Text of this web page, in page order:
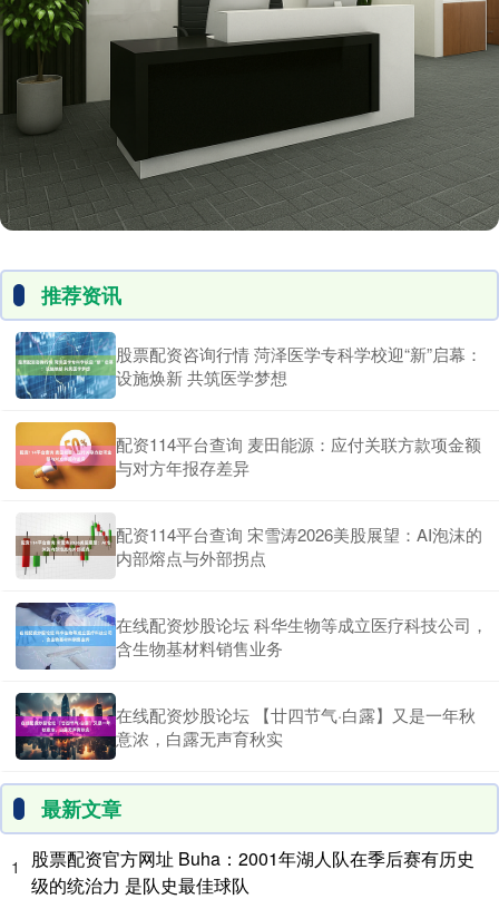
推荐资讯
股票配资咨询行情 菏泽医学专科学校迎“新”启幕：
设施焕新 共筑医学梦想
配资114平台查询 麦田能源：应付关联方款项金额
与对方年报存差异
配资114平台查询 宋雪涛2026美股展望：AI泡沫的
内部熔点与外部拐点
在线配资炒股论坛 科华生物等成立医疗科技公司，
含生物基材料销售业务
在线配资炒股论坛 【廿四节气·白露】又是一年秋
意浓，白露无声育秋实
最新文章
1
股票配资官方网址 Buha：2001年湖人队在季后赛有历史
级的统治力 是队史最佳球队